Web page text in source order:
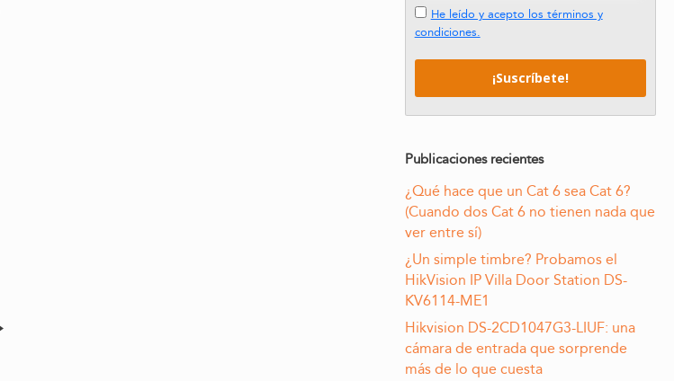
He leído y acepto los términos y
condiciones.
Publicaciones recientes
¿Qué hace que un Cat 6 sea Cat 6?
(Cuando dos Cat 6 no tienen nada que
ver entre sí)
¿Un simple timbre? Probamos el
HikVision IP Villa Door Station DS-
KV6114-ME1
Hikvision DS-2CD1047G3-LIUF: una
cámara de entrada que sorprende
más de lo que cuesta